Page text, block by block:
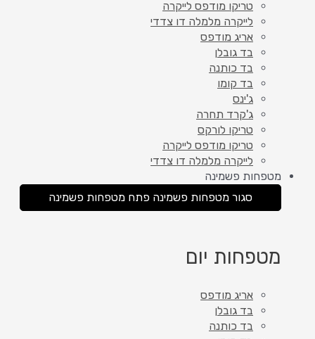
טריקו מודפס לייקרה
לייקרה מלמלה דו צדדי
אריג מודפס
בד גובלן
בד כותנה
בד קומו
ג'ינס
ג'קרד תחרה
טריקו לורקס
טריקו מודפס לייקרה
לייקרה מלמלה דו צדדי
מטפחות פשמינה
סגור מטפחות פשמינה פתח מטפחות פשמינה
מטפחות יום
אריג מודפס
בד גובלן
בד כותנה